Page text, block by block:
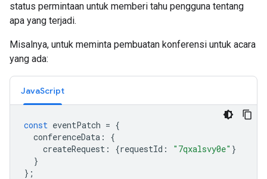
status permintaan untuk memberi tahu pengguna tentang
apa yang terjadi.
Misalnya, untuk meminta pembuatan konferensi untuk acara
yang ada:
JavaScript
const eventPatch = {
conferenceData :
{
createRequest : {requestId : "7qxalsvy0e" }
}
};